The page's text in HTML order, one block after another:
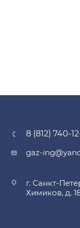
8 (812) 740-
gaz-
г. Санкт-
Химиков, д.